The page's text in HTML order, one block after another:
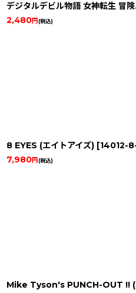
デジタルデビル物語 女神転生 冒
2,480円(税込)
8 EYES (エイトアイズ) [14012-
7,980円(税込)
Mike Tyson's PUNCH-OUT !! (